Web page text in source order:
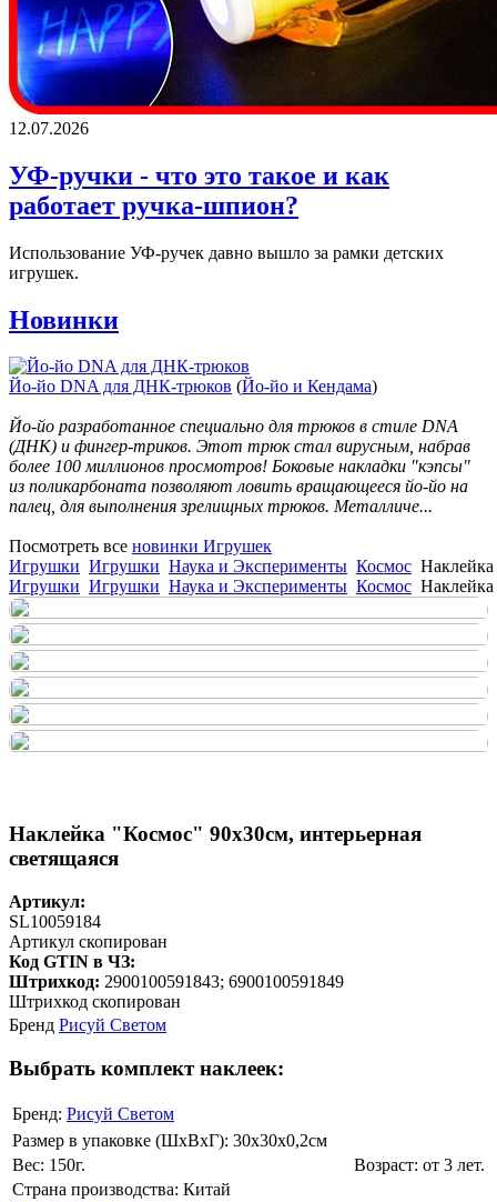
12.07.2026
УФ-ручки - что это такое и как
работает ручка-шпион?
Использование УФ-ручек давно вышло за рамки детских
игрушек.
Новинки
Йо-йо DNA для ДНК-трюков (Йо-йо и Кендама)
Йо-йо разработанное специально для трюков в стиле DNA
(ДНК) и фингер-триков. Этот трюк стал вирусным, набрав
более 100 миллионов просмотров! Боковые накладки "кэпсы"
из поликарбоната позволяют ловить вращающееся йо-йо на
палец, для выполнения зрелищных трюков. Металличе...
Посмотреть все новинки Игрушек
Игрушки Игрушки Наука и Эксперименты Космос Наклейка
Игрушки Игрушки Наука и Эксперименты Космос Наклейка
Наклейка "Космос" 90х30см, интерьерная
светящаяся
Артикул:
SL10059184
Артикул скопирован
Код GTIN в ЧЗ:
Штрихкод: 2900100591843; 6900100591849
Штрихкод скопирован
Бренд Рисуй Светом
Выбрать комплект наклеек:
Бренд: Рисуй Светом
Размер в упаковке (ШхВxГ): 30х30х0,2cм
Вес: 150г.
Возраст: от 3 лет.
Страна производства: Китай